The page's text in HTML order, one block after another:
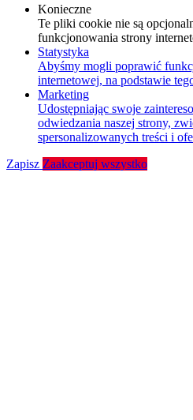
Konieczne
Te pliki cookie nie są
funkcjonowania strony
Statystyka
Abyśmy mogli poprawić
internetowej, na podstawie
Marketing
Udostępniając swoje
odwiedzania naszej strony,
spersonalizowanych treści i
Zapisz Zaakceptuj wszystko